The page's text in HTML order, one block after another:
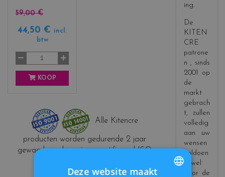
59,00 €
44,50 €
incl.
btw
KOOP
Alle Kitencre
producten worden gedurende 2 jaar
gewaarborgd en zijn gecertificeerd ISO
ing.
De
KITEN
CRE
patrone
n , sinds
2001 op
de
markt
gebrach
t, zullen
volledig
aan uw
wensen
voldoen
zowel
door de
Deze website maakt